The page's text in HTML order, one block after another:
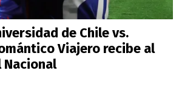
de Chile vs.
Viajero recibe al
Nacional